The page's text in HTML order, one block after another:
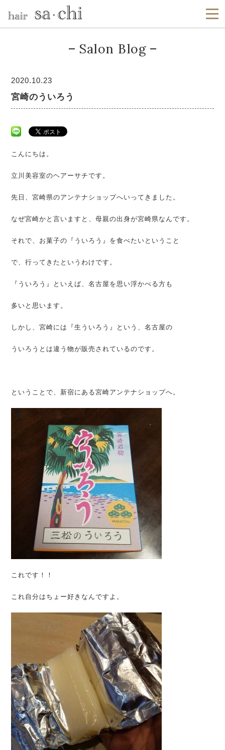
Salon Blog
2020.10.23
宮崎のういろう
こんにちは。
立川美容室のヘアーサチです。
先日、宮崎県のアンテナショップへいってきました。
なぜ宮崎かと言いますと、母親の出身が宮崎県なんです。
それで、お菓子の『ういろう』を食べたいということ
で、行ってきたというわけです。
『ういろう』といえば、名古屋を思い浮かべる方も
多いと思います。
しかし、宮崎には『生ういろう』という、名古屋の
ういろうとは違う物が販売されているのです。
ということで、新宿にある宮崎アンテナショップへ。
これです！！
これ自分はちょー好きなんですよ。